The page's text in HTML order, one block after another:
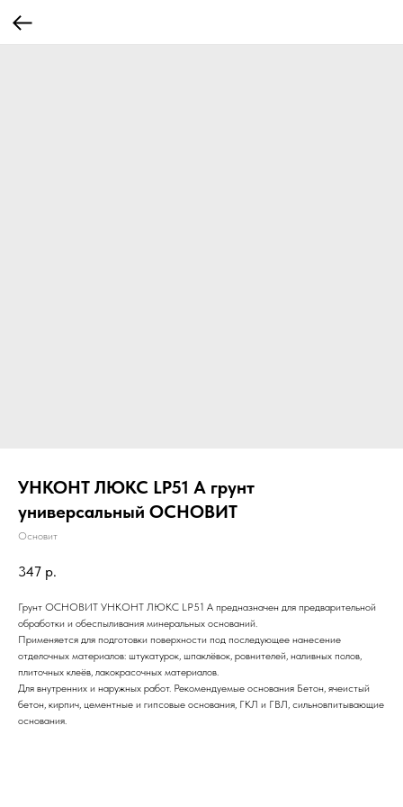
УНКОНТ ЛЮКС LP51 А грунт
универсальный ОСНОВИТ
Основит
347 р.
Грунт ОСНОВИТ УНКОНТ ЛЮКС LP51 A предназначен для предварительной
обработки и обеспыливания минеральных оснований.
Применяется для подготовки поверхности под последующее нанесение
отделочных материалов: штукатурок, шпаклёвок, ровнителей, наливных полов,
плиточных клеёв, лакокрасочных материалов.
Для внутренних и наружных работ. Рекомендуемые основания Бетон, ячеистый
бетон, кирпич, цементные и гипсовые основания, ГКЛ и ГВЛ, сильновпитывающие
основания.